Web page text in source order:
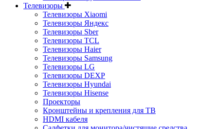
Телевизоры
Телевизоры Xiaomi
Телевизоры Яндекс
Телевизоры Sber
Телевизоры TCL
Телевизоры Haier
Телевизоры Samsung
Телевизоры LG
Телевизоры DEXP
Телевизоры Hyundai
Телевизоры Hisense
Проекторы
Кронштейны и крепления для ТВ
HDMI кабеля